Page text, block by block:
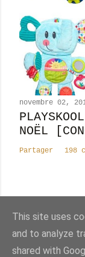
novembre 02,
NOËL
Partager 198
This site uses
and to analyze
shared with